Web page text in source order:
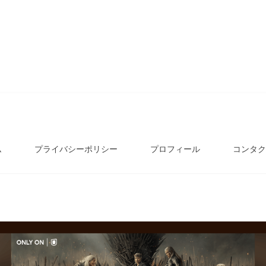
プライバシーポリシー プロフィール コンタ